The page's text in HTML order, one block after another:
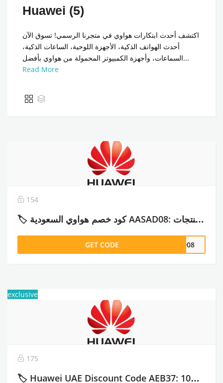
Huawei (5)
اكتشف أحدث ابتكارات هواوي في متجرنا الرسمي! تسوق الآن
أحدث الهواتف الذكية، الأجهزة اللوحية، الساعات الذكية،
السماعات، وأجهزة الكمبيوتر المحمولة من هواوي بأفضل...
Read More
154
🏷️ كود خصم هواوي السعودية AASAD08: خصم 10% على منتجات Huawei – 2026
GET CODE AD08
exclusive
175
🏷️ Huawei UAE Discount Code AEB37: 10% Off Official Store – 2026